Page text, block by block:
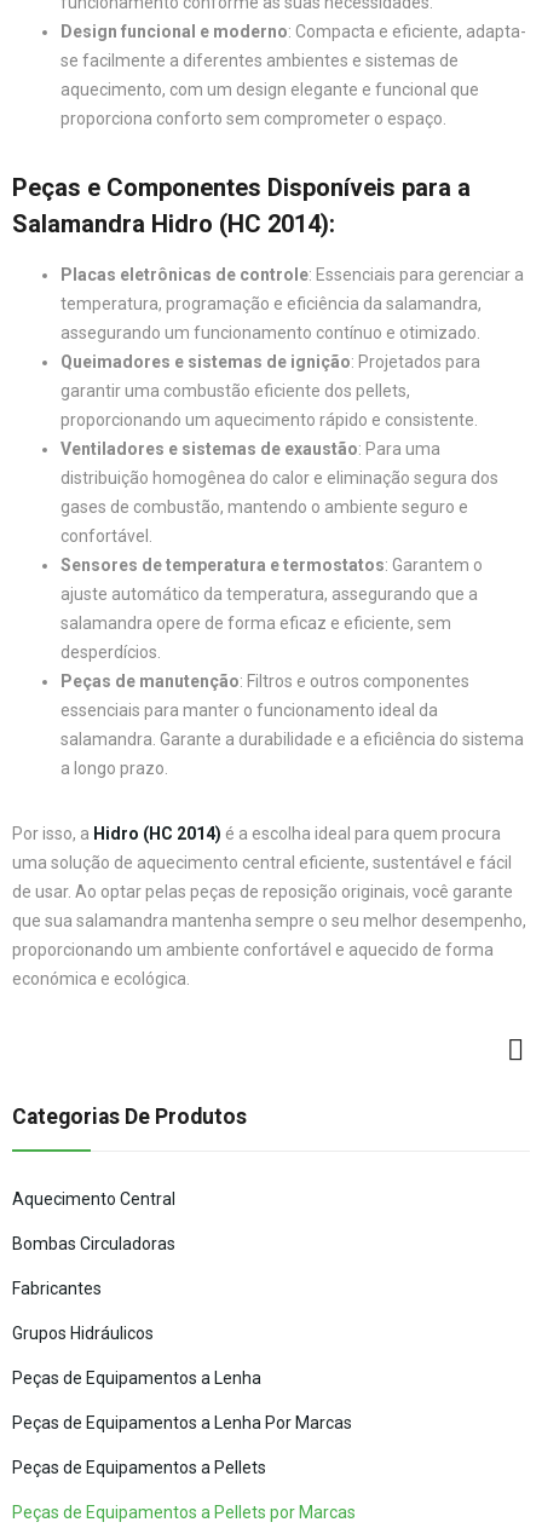
Design funcional e moderno: Compacta e eficiente, adapta-
se facilmente a diferentes ambientes e sistemas de
aquecimento, com um design elegante e funcional que
proporciona conforto sem comprometer o espaço.
Peças e Componentes Disponíveis para a
Salamandra Hidro (HC 2014):
Placas eletrônicas de controle: Essenciais para gerenciar a
temperatura, programação e eficiência da salamandra,
assegurando um funcionamento contínuo e otimizado.
Queimadores e sistemas de ignição: Projetados para
garantir uma combustão eficiente dos pellets,
proporcionando um aquecimento rápido e consistente.
Ventiladores e sistemas de exaustão: Para uma
distribuição homogênea do calor e eliminação segura dos
gases de combustão, mantendo o ambiente seguro e
confortável.
Sensores de temperatura e termostatos: Garantem o
ajuste automático da temperatura, assegurando que a
salamandra opere de forma eficaz e eficiente, sem
desperdícios.
Peças de manutenção: Filtros e outros componentes
essenciais para manter o funcionamento ideal da
salamandra. Garante a durabilidade e a eficiência do sistema
a longo prazo.
Por isso, a Hidro (HC 2014) é a escolha ideal para quem procura
uma solução de aquecimento central eficiente, sustentável e fácil
de usar. Ao optar pelas peças de reposição originais, você garante
que sua salamandra mantenha sempre o seu melhor desempenho,
proporcionando um ambiente confortável e aquecido de forma
económica e ecológica.
Categorias De Produtos
Aquecimento Central
Bombas Circuladoras
Fabricantes
Grupos Hidráulicos
Peças de Equipamentos a Lenha
Peças de Equipamentos a Lenha Por Marcas
Peças de Equipamentos a Pellets
Peças de Equipamentos a Pellets por Marcas